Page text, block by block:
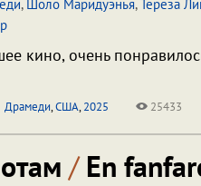
, Шоло Маридуэнья,Тереза
кино, очень
Драмеди,США,2025 25433
/En